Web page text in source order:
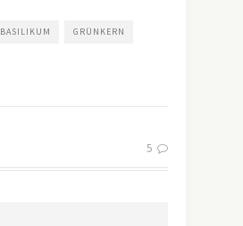
BASILIKUM GRÜNKERN
5